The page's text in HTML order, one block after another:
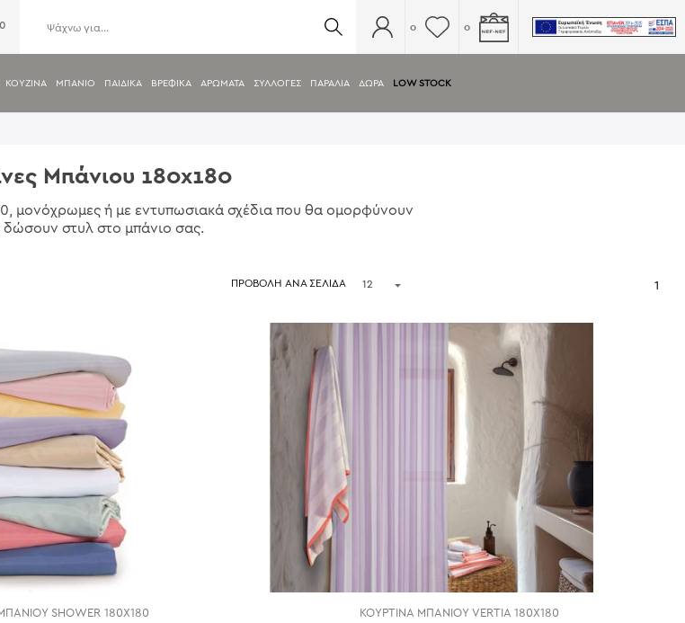
0 0
ΚΟΥΖΙΝΑ ΜΠΑΝΙΟ ΠΑΙΔΙΚΑ ΒΡΕΦΙΚΑ ΑΡΩΜΑΤΑ ΣΥΛΛΟΓΕΣ ΠΑΡΑΛΙΑ ΔΩΡΑ LOW STOCK
Μπάνιου 180x180
μονόχρωμες ή με εντυπωσιακά σχέδια που θα ομορφύνουν
δώσουν στυλ στο μπάνιο σας.
ΠΡΟΒΟΛΗ ΑΝΑ ΣΕΛΙΔΑ 1
SHOWER 180Χ180 ΚΟΥΡΤΙΝΑ ΜΠΑΝΙΟΥ VERTIA 180X180